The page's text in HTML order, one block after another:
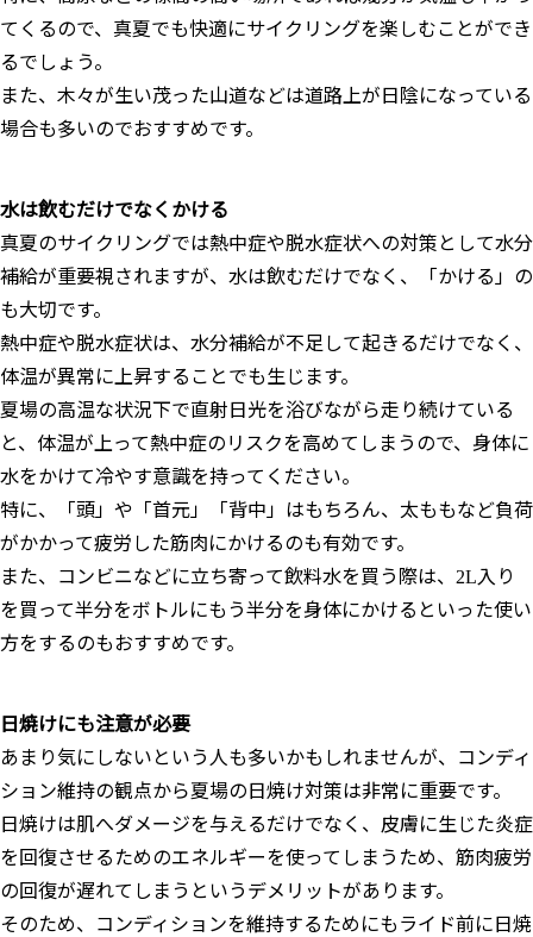
てくるので、真夏でも快適にサイクリングを楽しむことができ
るでしょう。
また、木々が生い茂った山道などは道路上が日陰になっている
場合も多いのでおすすめです。
水は飲むだけでなくかける
真夏のサイクリングでは熱中症や脱水症状への対策として水分
補給が重要視されますが、水は飲むだけでなく、「かける」の
も大切です。
熱中症や脱水症状は、水分補給が不足して起きるだけでなく、
体温が異常に上昇することでも生じます。
夏場の高温な状況下で直射日光を浴びながら走り続けている
と、体温が上って熱中症のリスクを高めてしまうので、身体に
水をかけて冷やす意識を持ってください。
特に、「頭」や「首元」「背中」はもちろん、太ももなど負荷
がかかって疲労した筋肉にかけるのも有効です。
また、コンビニなどに立ち寄って飲料水を買う際は、2L入り
を買って半分をボトルにもう半分を身体にかけるといった使い
方をするのもおすすめです。
日焼けにも注意が必要
あまり気にしないという人も多いかもしれませんが、コンディ
ション維持の観点から夏場の日焼け対策は非常に重要です。
日焼けは肌へダメージを与えるだけでなく、皮膚に生じた炎症
を回復させるためのエネルギーを使ってしまうため、筋肉疲労
の回復が遅れてしまうというデメリットがあります。
そのため、コンディションを維持するためにもライド前に日焼